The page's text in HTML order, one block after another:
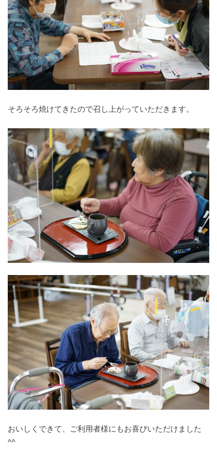
そろそろ焼けてきたので召し上がっていただきます。
おいしくできて、ご利用者様にもお喜びいただけました
^^